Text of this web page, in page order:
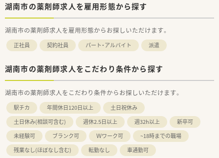
湖南市の薬剤師求人を雇用形態から探す
湖南市の薬剤師求人を雇用形態からお探しいただけます。
正社員 契約社員 パート・アルバイト 派遣
湖南市の薬剤師求人をこだわり条件から探す
湖南市の薬剤師求人をこだわり条件からお探しいただけます。
駅チカ 年間休日120日以上
土日祝休み
土日休み(相談可含む)
週休2.5日以上 週32h以上
新卒可
未経験可
ブランク可 Ｗワーク可
~18時までの職場
残業なし(ほぼなし含む)
転勤なし
車通勤可